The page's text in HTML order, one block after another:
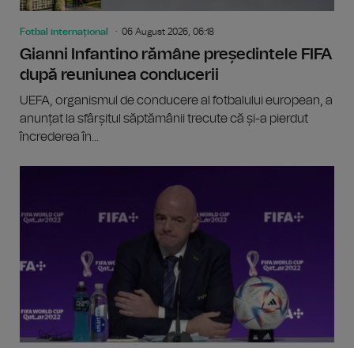
Fotbal internațional 06 August 2026, 06:18
Gianni Infantino rămâne președintele FIFA
după reuniunea conducerii
UEFA, organismul de conducere al fotbalului european, a
anunțat la sfârșitul săptămânii trecute că și-a pierdut
încrederea în...